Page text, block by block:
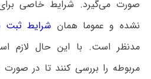
صورت می‌گیرد. شرایط خاصی
نشده و عموما همان شرایط ثبت
مدنظر است. با این حال لازم
مربوطه را بررسی کنند تا در